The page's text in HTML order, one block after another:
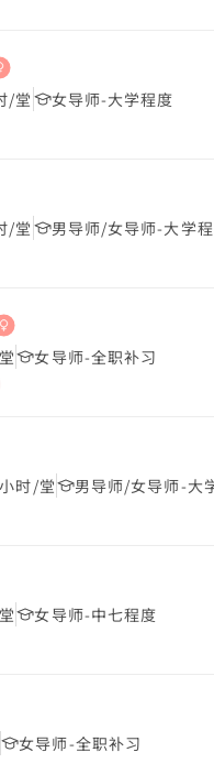
/堂 女导师-大学程度
/堂 男导师/女导师-大学
女导师-全职补习
时/堂 男导师/女导师-大
女导师-中七程度
女导师-全职补习